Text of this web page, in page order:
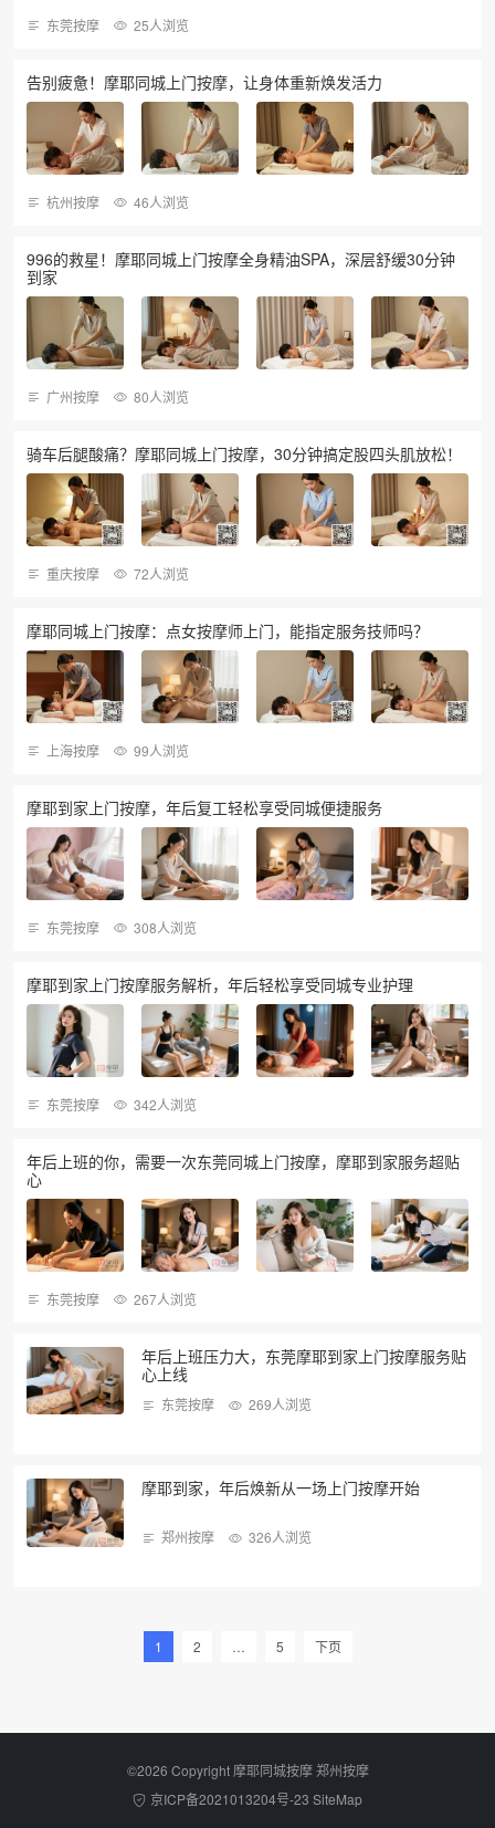
东莞按摩 25人浏览
告别疲惫！摩耶同城上门按摩，让身体重新焕发活力
杭州按摩 46人浏览
996的救星！摩耶同城上门按摩全身精油SPA，深层舒缓30分钟
到家
广州按摩 80人浏览
骑车后腿酸痛？摩耶同城上门按摩，30分钟搞定股四头肌放松！
重庆按摩 72人浏览
摩耶同城上门按摩：点女按摩师上门，能指定服务技师吗？
上海按摩 99人浏览
摩耶到家上门按摩，年后复工轻松享受同城便捷服务
东莞按摩 308人浏览
摩耶到家上门按摩服务解析，年后轻松享受同城专业护理
东莞按摩 342人浏览
年后上班的你，需要一次东莞同城上门按摩，摩耶到家服务超贴
心
东莞按摩 267人浏览
年后上班压力大，东莞摩耶到家上门按摩服务贴
心上线
东莞按摩 269人浏览
摩耶到家，年后焕新从一场上门按摩开始
郑州按摩 326人浏览
1 2 … 5 下页
©2026 Copyright 摩耶同城按摩郑州按摩
京ICP备2021013204号-23 SiteMap